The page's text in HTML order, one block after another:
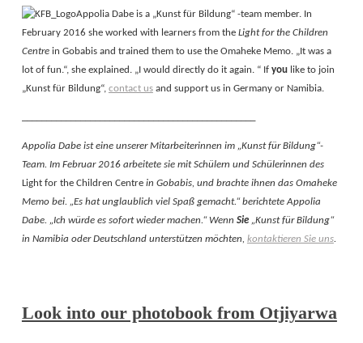
Appolia Dabe is a „Kunst für Bildung“ -team member. In
February 2016 she worked with learners from the Light for the Children
Centrein Gobabis and trained them to use the Omaheke Memo. „It was a
lot of fun.“, she explained. „I would directly do it again. “ If youlike to join
„Kunst für Bildung“, contact usand support us in Germany or Namibia.
Appolia Dabe ist eine unserer Mitarbeiterinnen im „Kunst für Bildung“-
Team. Im Februar 2016 arbeitete sie mit Schülern und Schülerinnen des
Light for the Children Centre in Gobabis, und brachte ihnen das Omaheke
Memo bei. „Es hat unglaublich viel Spaß gemacht.“ berichtete Appolia
Dabe. „Ich würde es sofort wieder machen.“ Wenn Sie„Kunst für Bildung“
in Namibia oder Deutschland unterstützen möchten, kontaktieren Sie uns.
Look into our photobook from Otjiyarwa